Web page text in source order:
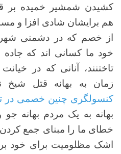
کشیدن شمشیر خمیده بر
هم برایشان شادی افزا و
از خصم که در دشمنی
خود ما کسانی اند که
تاختنند، آنانی که در
زمان به بهانه قتل شیخ
کنسولگری چنین خصمی در
بهانه به یک مردم بهانه
خطای ما را مبنای جمع کردن
اشک مظلومیت برای خود